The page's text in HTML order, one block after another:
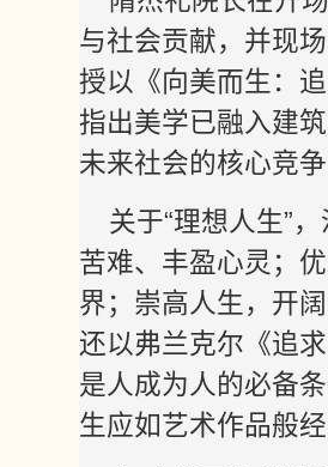
与社会贡献，并现
授以《向美而生：
指出美学已融入建
未来社会的核心竞
关于“理想人生”
苦难、丰盈心灵；
界；崇高人生，开
还以弗兰克尔《追
是人成为人的必备
生应如艺术作品般